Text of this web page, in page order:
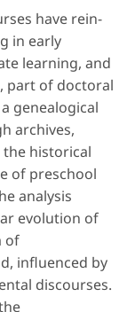
have rein-
in early
learning, and
part of doctoral
genealogical
archives,
historical
of preschool
analysis
evolution of
of
influenced by
discourses.